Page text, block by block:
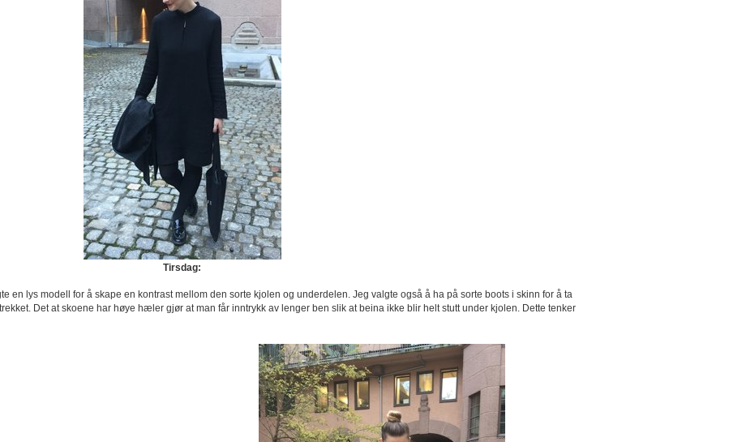
Tirsdag:
en lys modell for å skape en kontrast mellom den sorte kjolen og underdelen. Jeg valgte også å ha på sorte boots i skinn for å ta
Det at skoene har høye hæler gjør at man får inntrykk av lenger ben slik at beina ikke blir helt stutt under kjolen. Dette tenker